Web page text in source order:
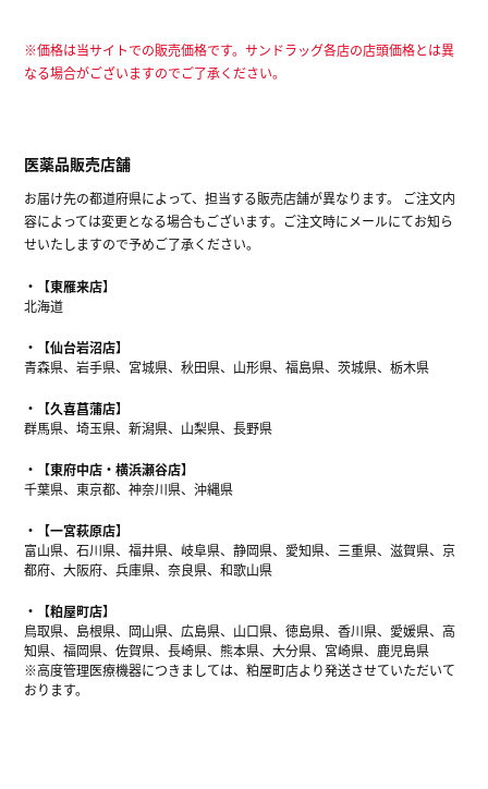
※価格は当サイトでの販売価格です。サンドラッグ各店の店頭価格とは異
なる場合がございますのでご了承ください。
医薬品販売店舗
お届け先の都道府県によって、担当する販売店舗が異なります。 ご注文内
容によっては変更となる場合もございます。ご注文時にメールにてお知ら
せいたしますので予めご了承ください。
【東雁来店】
北海道
【仙台岩沼店】
青森県、岩手県、宮城県、秋田県、山形県、福島県、茨城県、栃木県
【久喜菖蒲店】
群馬県、埼玉県、新潟県、山梨県、長野県
【東府中店・横浜瀬谷店】
千葉県、東京都、神奈川県、沖縄県
【一宮萩原店】
富山県、石川県、福井県、岐阜県、静岡県、愛知県、三重県、滋賀県、京
都府、大阪府、兵庫県、奈良県、和歌山県
【粕屋町店】
鳥取県、島根県、岡山県、広島県、山口県、徳島県、香川県、愛媛県、高
知県、福岡県、佐賀県、長崎県、熊本県、大分県、宮崎県、鹿児島県
※高度管理医療機器につきましては、粕屋町店より発送させていただいて
おります。